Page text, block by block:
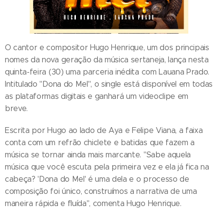
O cantor e compositor Hugo Henrique, um dos principais
nomes da nova geração da música sertaneja, lança nesta
quinta-feira (30) uma parceria inédita com Lauana Prado.
Intitulado "Dona do Mel", o single está disponível em todas
as plataformas digitais e ganhará um videoclipe em
breve.
Escrita por Hugo ao lado de Aya e Felipe Viana, a faixa
conta com um refrão chiclete e batidas que fazem a
música se tornar ainda mais marcante. "Sabe aquela
música que você escuta pela primeira vez e ela já fica na
cabeça? 'Dona do Mel' é uma dela e o processo de
composição foi único, construímos a narrativa de uma
maneira rápida e fluída", comenta Hugo Henrique.